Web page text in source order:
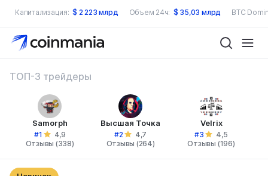
Капитализация: $ 2 223 млрд Объем 24ч: $ 35,03 млрд BTC
ТОП-3 трейдеры
Samorph
#1
4,9
Отзывы (338)
Высшая Точка
#2
4,7
Отзывы (264)
Velrix
#3
4,5
Отзывы (196)